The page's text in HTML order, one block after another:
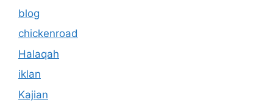
blog
chickenroad
Halaqah
iklan
Kajian